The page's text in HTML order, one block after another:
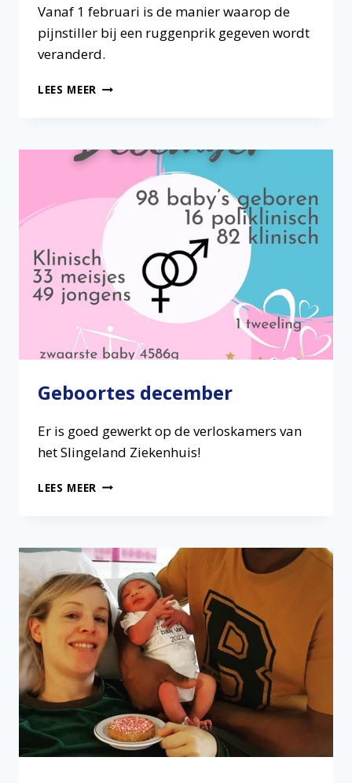
Vanaf 1 februari is de manier waarop de
pijnstiller bij een ruggenprik gegeven wordt
veranderd.
LEES MEER RUGGENPRIK
Geboortes december
Er is goed gewerkt op de verloskamers van
het Slingeland Ziekenhuis!
LEES MEER GEBOORTES